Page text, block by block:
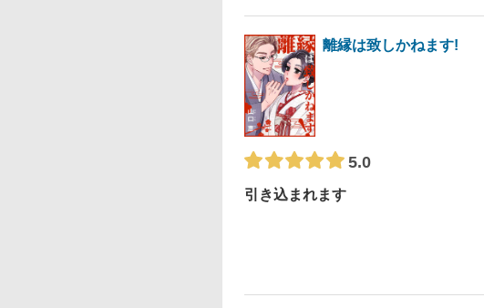
離縁は致しかねます!
5.0
引き込まれます